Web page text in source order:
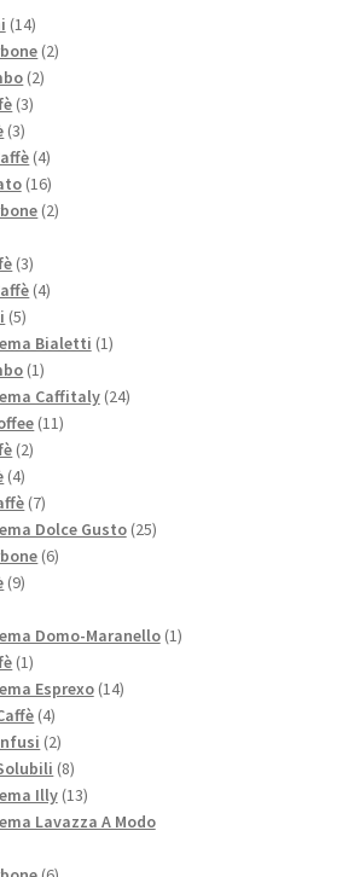
1414
prodotti
22
22
33
33
prodotti
44
prodotti
1616
prodotti
22
33
prodotti
44
55
prodotti
Bialetti 11
11
prodotto
Caffitaly 2424
1111
22
44
prodotti
77
prodotti
Dolce Gusto 2525
66
99
Domo-Maranello 11
11
prodotto
Esprexo 1414
44
prodotti
22
prodotti
88
prodotti
Illy 1313
prodotti
Lavazza A Modo